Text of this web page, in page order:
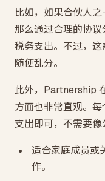
比如，如果合伙人之
那么通过合理的协
税务支出。不过，
随便乱分。
此外，Partnership
方面也非常直观。
支出即可，不需要像
适合家庭成员或
作。